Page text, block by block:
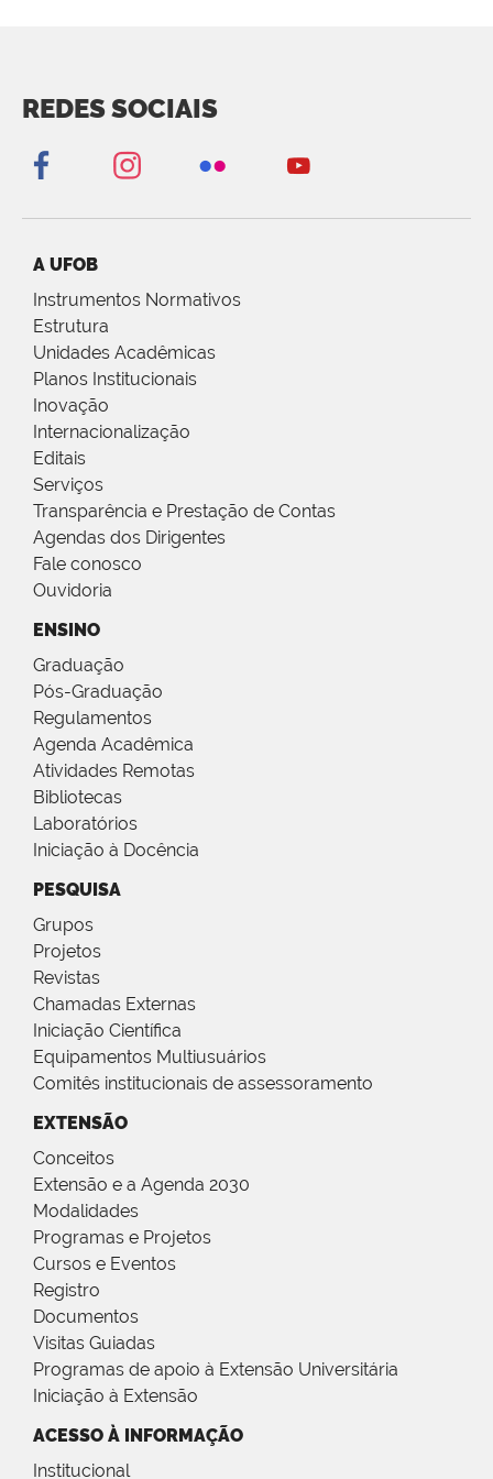
REDES SOCIAIS
A UFOB
Instrumentos Normativos
Estrutura
Unidades Acadêmicas
Planos Institucionais
Inovação
Internacionalização
Editais
Serviços
Transparência e Prestação de Contas
Agendas dos Dirigentes
Fale conosco
Ouvidoria
ENSINO
Graduação
Pós-Graduação
Regulamentos
Agenda Acadêmica
Atividades Remotas
Bibliotecas
Laboratórios
Iniciação à Docência
PESQUISA
Grupos
Projetos
Revistas
Chamadas Externas
Iniciação Científica
Equipamentos Multiusuários
Comitês institucionais de assessoramento
EXTENSÃO
Conceitos
Extensão e a Agenda 2030
Modalidades
Programas e Projetos
Cursos e Eventos
Registro
Documentos
Visitas Guiadas
Programas de apoio à Extensão Universitária
Iniciação à Extensão
ACESSO À INFORMAÇÃO
Institucional